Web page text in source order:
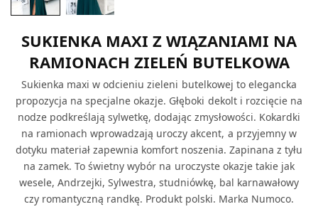
SUKIENKA MAXI Z WIĄZANIAMI NA
RAMIONACH ZIELEŃ BUTELKOWA
Sukienka maxi w odcieniu zieleni butelkowej to elegancka
propozycja na specjalne okazje. Głęboki dekolt i rozcięcie na
nodze podkreślają sylwetkę, dodając zmysłowości. Kokardki
na ramionach wprowadzają uroczy akcent, a przyjemny w
dotyku materiał zapewnia komfort noszenia. Zapinana z tyłu
na zamek. To świetny wybór na uroczyste okazje takie jak
wesele, Andrzejki, Sylwestra, studniówkę, bal karnawałowy
czy romantyczną randkę. Produkt polski. Marka Numoco.